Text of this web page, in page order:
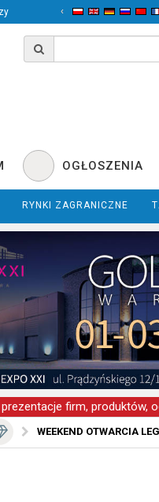
‹
OGŁOSZENIA
RYNKI ZAGRANICZNE
prezentacje firm, produktów,
WEEKEND OTWARCIA